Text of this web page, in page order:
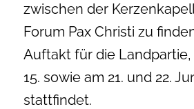
zwischen der
Forum Pax Christi zu
Auftakt für die Landpartie,
15. sowie am 21. und 22.
stattfindet.